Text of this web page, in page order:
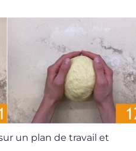
un plan de travail et